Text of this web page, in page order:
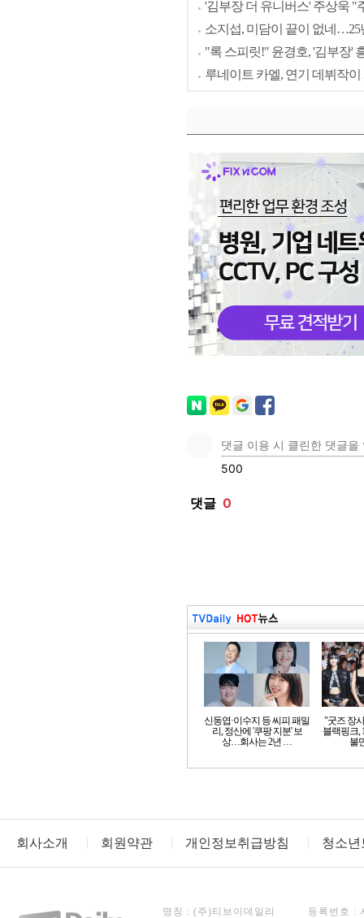
'김부장 더 유니버스' 주상욱
소지섭, 미담이 끝이 없네…25
"록 스피릿!" 윤경호, '김부장'
루네이트 카엘, 연기 데뷔작
신동엽·이수지 등 씨피 패밀
리, 정산에 '쿠팡 지분' 보
상…회사는 2년 …
"굿즈 장
블랙핑크,
불
회사소개 회원약관 개인정보취급방침 청소
명칭 : (주)티브이데일리
등록번호 :